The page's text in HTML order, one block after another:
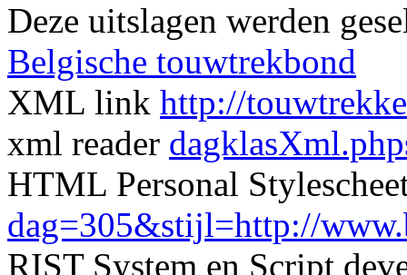
Deze uitslagen werden
Belgische touwtrekbond
XML link http://
xml reader
HTML Personal
dag=305&stijl=http://
RIST System en Script